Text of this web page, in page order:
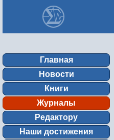
Главная
Новости
Книги
Журналы
Редактору
Наши достижения